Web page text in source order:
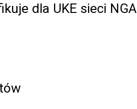
dla UKE sieci NGA